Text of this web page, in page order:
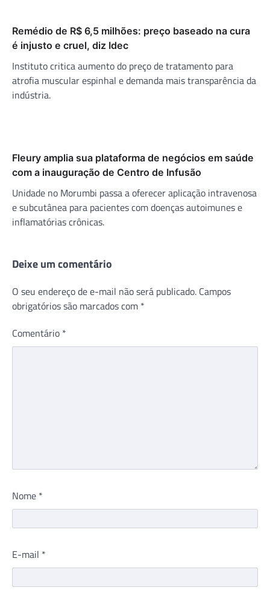
Remédio de R$ 6,5 milhões: preço baseado na cura
é injusto e cruel, diz Idec
Instituto critica aumento do preço de tratamento para
atrofia muscular espinhal e demanda mais transparência da
indústria.
Fleury amplia sua plataforma de negócios em saúde
com a inauguração de Centro de Infusão
Unidade no Morumbi passa a oferecer aplicação intravenosa
e subcutânea para pacientes com doenças autoimunes e
inflamatórias crônicas.
Deixe um comentário
O seu endereço de e-mail não será publicado. Campos
obrigatórios são marcados com *
Comentário *
Nome *
E-mail *